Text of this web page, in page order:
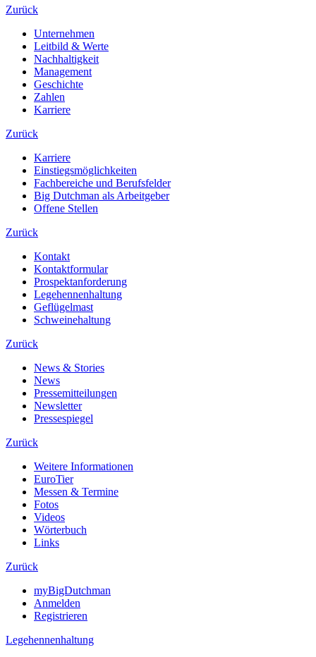
Zurück
Unternehmen
Leitbild & Werte
Nachhaltigkeit
Management
Geschichte
Zahlen
Karriere
Zurück
Karriere
Einstiegsmöglichkeiten
Fachbereiche und Berufsfelder
Big Dutchman als Arbeitgeber
Offene Stellen
Zurück
Kontakt
Kontaktformular
Prospektanforderung
Legehennenhaltung
Geflügelmast
Schweinehaltung
Zurück
News & Stories
News
Pressemitteilungen
Newsletter
Pressespiegel
Zurück
Weitere Informationen
EuroTier
Messen & Termine
Fotos
Videos
Wörterbuch
Links
Zurück
myBigDutchman
Anmelden
Registrieren
Legehennenhaltung